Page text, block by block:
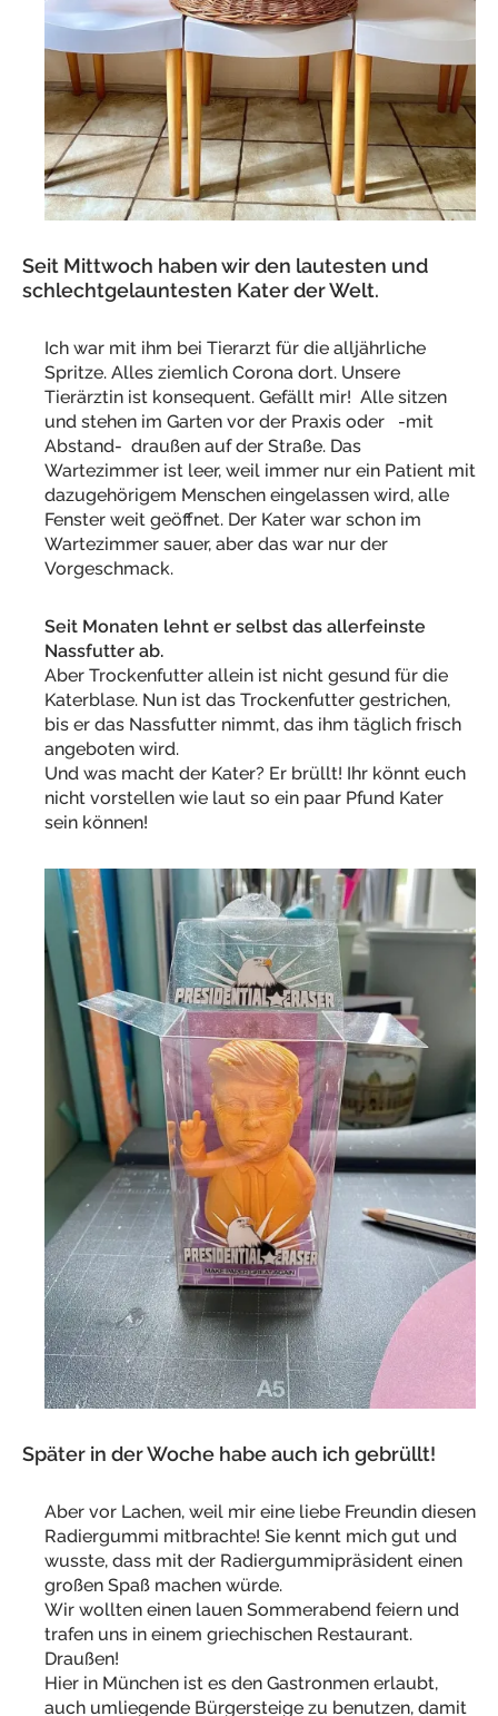
Seit Mittwoch haben wir den lautesten und
schlechtgelauntesten Kater der Welt.
Ich war mit ihm bei Tierarzt für die alljährliche
Spritze. Alles ziemlich Corona dort. Unsere
Tierärztin ist konsequent. Gefällt mir! Alle sitzen
und stehen im Garten vor der Praxis oder -mit
Abstand- draußen auf der Straße. Das
Wartezimmer ist leer, weil immer nur ein Patient mit
dazugehörigem Menschen eingelassen wird, alle
Fenster weit geöffnet. Der Kater war schon im
Wartezimmer sauer, aber das war nur der
Vorgeschmack.
Seit Monaten lehnt er selbst das allerfeinste
Nassfutter ab.
Aber Trockenfutter allein ist nicht gesund für die
Katerblase. Nun ist das Trockenfutter gestrichen,
bis er das Nassfutter nimmt, das ihm täglich frisch
angeboten wird.
Und was macht der Kater? Er brüllt! Ihr könnt euch
nicht vorstellen wie laut so ein paar Pfund Kater
sein können!
Später in der Woche habe auch ich gebrüllt!
Aber vor Lachen, weil mir eine liebe Freundin diesen
Radiergummi mitbrachte! Sie kennt mich gut und
wusste, dass mit der Radiergummipräsident einen
großen Spaß machen würde.
Wir wollten einen lauen Sommerabend feiern und
trafen uns in einem griechischen Restaurant.
Draußen!
Hier in München ist es den Gastronmen erlaubt,
auch umliegende Bürgersteige zu benutzen, damit